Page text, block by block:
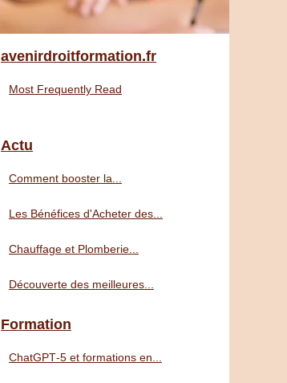
avenirdroitformation.fr
Most Frequently Read
Actu
Comment booster la...
Les Bénéfices d'Acheter des...
Chauffage et Plomberie...
Découverte des meilleures...
Formation
ChatGPT‑5 et formations en...